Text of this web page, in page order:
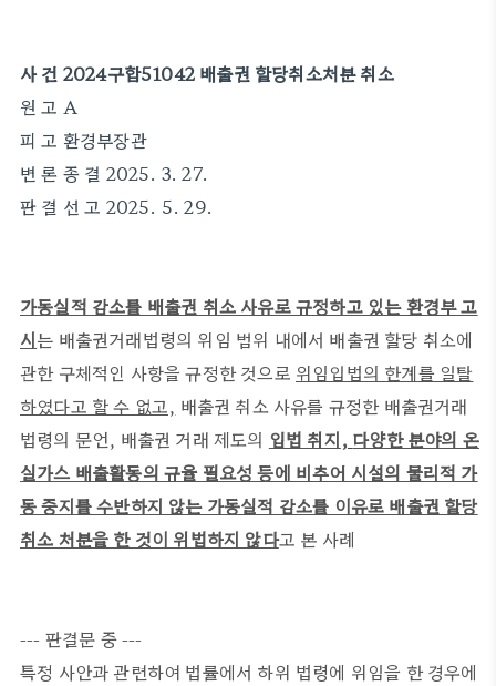
사 건 2024구합51042 배출권 할당취소처분 취소
원 고 A
피 고 환경부장관
변 론 종 결 2025. 3. 27.
판 결 선 고 2025. 5. 29.
가동실적 감소를 배출권 취소 사유로 규정하고 있는 환경부 고
시는 배출권거래법령의 위임 범위 내에서 배출권 할당 취소에
관한 구체적인 사항을 규정한 것으로 위임입법의 한계를 일탈
하였다고 할 수 없고, 배출권 취소 사유를 규정한 배출권거래
법령의 문언, 배출권 거래 제도의 입법 취지, 다양한 분야의 온
실가스 배출활동의 규율 필요성 등에 비추어 시설의 물리적 가
동 중지를 수반하지 않는 가동실적 감소를 이유로 배출권 할당
취소 처분을 한 것이 위법하지 않다고 본 사례
--- 판결문 중 ---
특정 사안과 관련하여 법률에서 하위 법령에 위임을 한 경우에